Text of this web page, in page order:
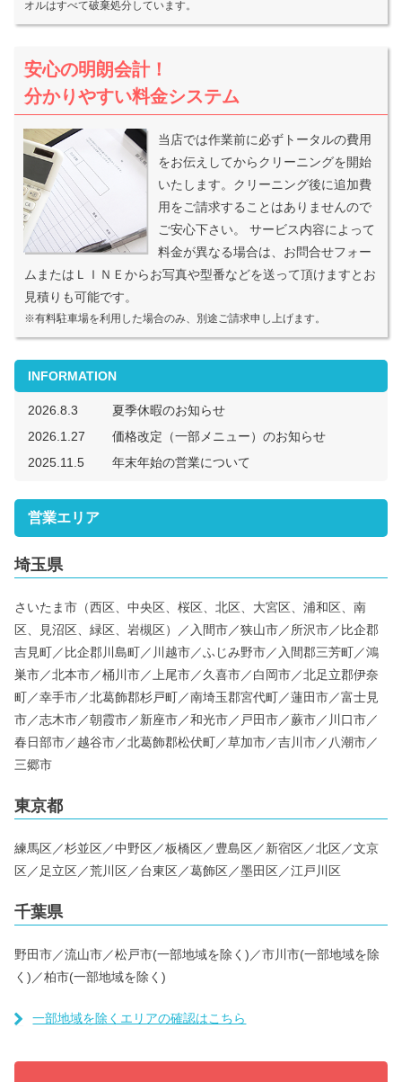
オルはすべて破棄処分しています。
安心の明朗会計！
分かりやすい料金システム
当店では作業前に必ずトータルの費用
をお伝えしてからクリーニングを開始
いたします。クリーニング後に追加費
用をご請求することはありませんので
ご安心下さい。 サービス内容によって
料金が異なる場合は、お問合せフォー
ムまたはＬＩＮＥからお写真や型番などを送って頂けますとお
見積りも可能です。
※有料駐車場を利用した場合のみ、別途ご請求申し上げます。
INFORMATION
2026.8.3
夏季休暇のお知らせ
2026.1.27
価格改定（一部メニュー）のお知らせ
2025.11.5
年末年始の営業について
営業エリア
埼玉県
さいたま市（西区、中央区、桜区、北区、大宮区、浦和区、南
区、見沼区、緑区、岩槻区）／入間市／狭山市／所沢市／比企郡
吉見町／比企郡川島町／川越市／ふじみ野市／入間郡三芳町／鴻
巣市／北本市／桶川市／上尾市／久喜市／白岡市／北足立郡伊奈
町／幸手市／北葛飾郡杉戸町／南埼玉郡宮代町／蓮田市／富士見
市／志木市／朝霞市／新座市／和光市／戸田市／蕨市／川口市／
春日部市／越谷市／北葛飾郡松伏町／草加市／吉川市／八潮市／
三郷市
東京都
練馬区／杉並区／中野区／板橋区／豊島区／新宿区／北区／文京
区／足立区／荒川区／台東区／葛飾区／墨田区／江戸川区
千葉県
野田市／流山市／松戸市(一部地域を除く)／市川市(一部地域を除
く)／柏市(一部地域を除く)
一部地域を除くエリアの確認はこちら